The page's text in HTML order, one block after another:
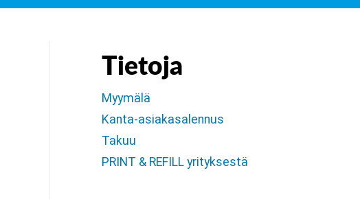
Tietoja
Myymälä
Kanta-asiakasalennus
Takuu
PRINT & REFILL yrityksestä